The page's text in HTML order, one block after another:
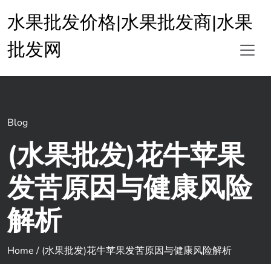
水果批发价格|水果批发商|水果
批发网
Blog
(水果批发)花牛苹果
发苦原因与健康风险
解析
Home / (水果批发)花牛苹果发苦原因与健康风险解析